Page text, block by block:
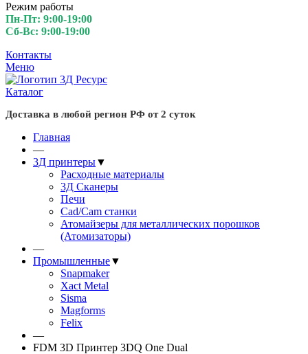
Режим работы
Пн-Пт: 9:00-19:00
Сб-Вс: 9:00-19:00
Контакты
Меню
Каталог
Доставка в любой регион РФ от 2 суток
Главная
—
3Д принтеры▼
Расходные материалы
3Д Сканеры
Печи
Cad/Cam станки
Атомайзеры для металлических порошков
(Атомизаторы)
—
Промышленные▼
Snapmaker
Xact Metal
Sisma
Magforms
Felix
—
FDM 3D Принтер 3DQ One Dual